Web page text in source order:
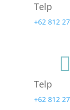
Telp
+62 812

Telp
+62 812